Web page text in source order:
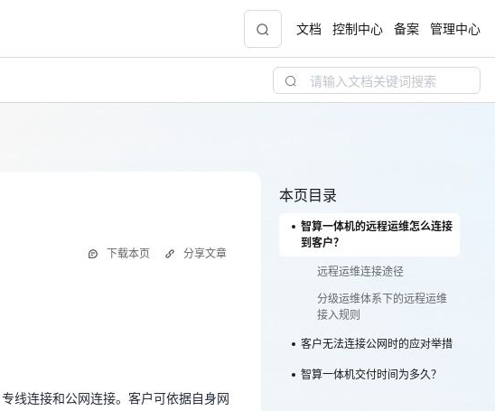
型专项
化软件全面适配，
国家云助力中小企业腾飞，高额上云补贴重磅
文档 控制中心 备案 管理中心
下载本页
线连接和公网连接。客户可依据自身网
分享文章
线连接和公网连接。客户可依据自身网
本页目录
智算一体机的远程运维怎么连接
到客户？
远程运维连接途径
分级运维体系下的远程运维
接入规则
客户无法连接公网时的应对举措
智算一体机交付时间为多久？